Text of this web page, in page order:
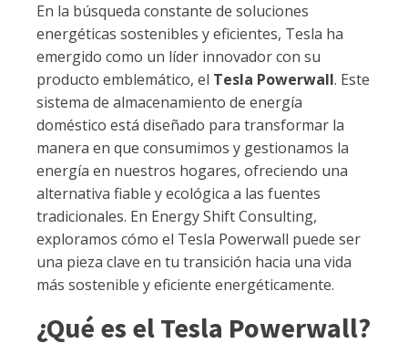
En la búsqueda constante de soluciones
energéticas sostenibles y eficientes, Tesla ha
emergido como un líder innovador con su
producto emblemático, el Tesla Powerwall. Este
sistema de almacenamiento de energía
doméstico está diseñado para transformar la
manera en que consumimos y gestionamos la
energía en nuestros hogares, ofreciendo una
alternativa fiable y ecológica a las fuentes
tradicionales. En Energy Shift Consulting,
exploramos cómo el Tesla Powerwall puede ser
una pieza clave en tu transición hacia una vida
más sostenible y eficiente energéticamente.
¿Qué es el Tesla Powerwall?